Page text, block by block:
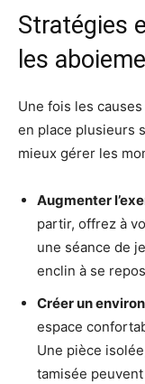
Stratégies
les
Une fois les
en place plusieurs
mieux gérer les
Augmenter
partir, offrez à
une séance de
enclin à se
Créer un
espace
Une pièce
tamisée